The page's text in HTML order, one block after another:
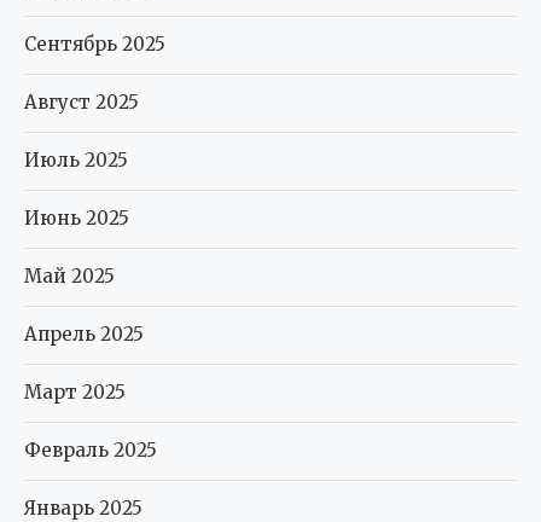
Сентябрь 2025
Август 2025
Июль 2025
Июнь 2025
Май 2025
Апрель 2025
Март 2025
Февраль 2025
Январь 2025